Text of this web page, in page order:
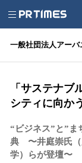
一般社団法人アーバ
「サステナ
シティに向か
“ビジネス”と”ま
典 〜井庭崇氏（
学）らが登壇〜